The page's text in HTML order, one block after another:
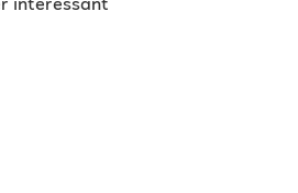
interessant